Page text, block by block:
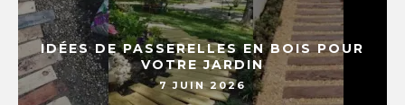
IDÉES DE PASSERELLES EN BOIS POUR
VOTRE JARDIN
7 JUIN 2026